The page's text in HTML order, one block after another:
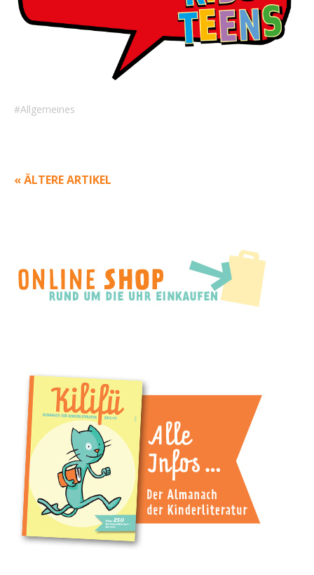
Allgemeines
« ÄLTERE ARTIKEL